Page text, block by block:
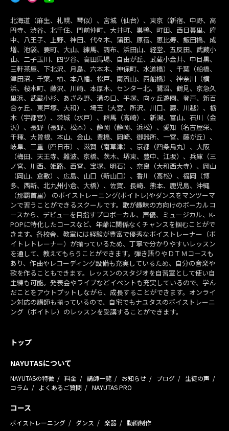
北海道（麻生、札幌、琴似）、宮城（仙台）、東京（新宿、中野、高
円寺、渋谷、北千住、門前仲町、大井町、巣鴨、町田、西日暮里、府
中、八王子、上野、神田、代々木、蒲田、原宿、恵比寿、飯田橋、成
増、池袋、要町、大山、練馬、調布、浜田山、経堂、五反田、武蔵小
山、二子玉川、四ツ谷、高田馬場、自由が丘、武蔵小金井、中目黒、
三軒茶屋、下北沢、月島、六本木、神保町、水道橋）、千葉（船橋、
津田沼、千葉、柏、本八幡、松戸、南流山、西船橋）、神奈川（横
浜、桜木町、藤沢、川崎、本厚木、センター北、鷺沼、鶴見、京急久
里浜、武蔵小杉、あざみ野、溝の口、平塚、向ヶ丘遊園、登戸、新百
合ヶ丘、東戸塚、大和）、埼玉（大宮、所沢、川口、蕨、川越）、栃
木（宇都宮）、茨城（水戸）、群馬（高崎）、新潟、富山、石川（金
沢）、長野（長野、松本）、静岡（静岡、浜松）、愛知（名古屋栄、
千種、大曽根、本山、金山、豊橋、岡崎、御器所、一宮、藤が丘）、
岐阜、三重（四日市）、滋賀（南草津）、京都（四条烏丸）、大阪
（梅田、天王寺、難波、京橋、茨木、堺東、豊中、江坂）、兵庫（三
ノ宮、川西、姫路、西宮、宝塚、明石）、奈良（大和西大寺）、岡山
（岡山、倉敷）、広島、山口（新山口）、香川（高松）、福岡（博
多、西新、北九州小倉、大橋）、佐賀、長崎、熊本、鹿児島、沖縄
（那覇首里） のボイストレーニング(ボイトレ)やダンスをマンツーマ
ンで習うことができるスクールです。歌が趣味の方向けのボーカルコ
ースから、デビューを目指すプロボーカル、声優、ミュージカル、K-
POPに特化したコースなど、年齢に関係なくチャンスを掴むことがで
きます。各校舎、教室には経験が豊富で優秀なボイストレーナー（ボ
イトレトレーナー）が揃っているため、丁寧で分かりやすいレッスン
を通して、教えてもらうことができます。弾き語りやＤＴＭコースも
あり、作曲やレコーディング設備も充実しているため、自分の音楽や
歌を作ることもできます。レッスンのスタジオを自習室として使い自
主練も可能。発表会やライブなどイベントも充実しているので、学ん
だことをアウトプットしながら、成長することができます。オンライ
ン対応の講師も揃っているので、自宅でもナユタスのボイストレーニ
ング（ボイトレ）のレッスンを受講することができます。
トップ
NAYUTASについて
NAYUTASの特徴 料金 講師一覧 お知らせ ブログ
生徒の声
コラム
よくあるご質問 NAYUTAS PRO
コース
ボイストレーニング ダンス 楽器 動画制作